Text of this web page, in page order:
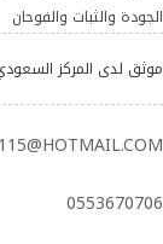
الجودة والثبات والفوحان
موثق لدى المركز
0553670706